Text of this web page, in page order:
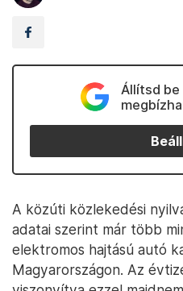
Állítsd be
A közúti közlekedési
adatai szerint már több
elektromos hajtású autó
Magyarországon. Az